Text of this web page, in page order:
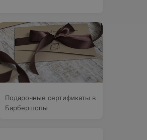
Подарочные сертификаты в
Барбершопы